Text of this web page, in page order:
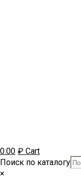
0.00 ₽ Cart
Поиск по каталогу
×